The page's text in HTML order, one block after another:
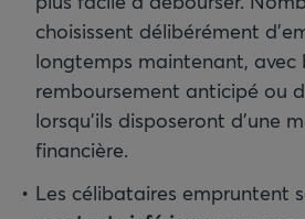
choisissent délibérément
longtemps maintenant, avec
remboursement anticipé ou
lorsqu’ils disposeront d’une
financière.
Les célibataires empruntent